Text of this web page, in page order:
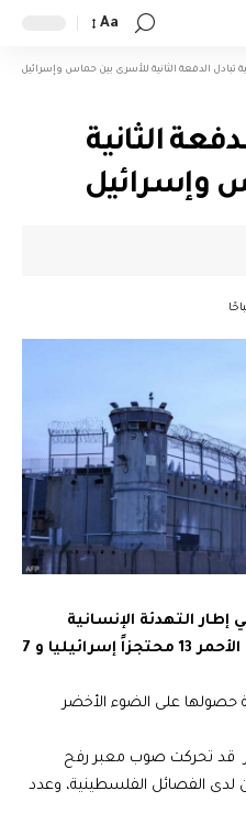
Aa
تبادل الدفعة الثانية للأسرى بين حماس وإسرائيل
الثانية
وإسرائيل
التهدئة الإنسانية
سلّمت كتائب القسام للصليب الأحمر 13 محتجزاً إسرائيليا و 7
حصولها على الضوء الأخضر
قد تحركت صوب معبر رفح
لدى الفصائل الفلسطينية، وعدد